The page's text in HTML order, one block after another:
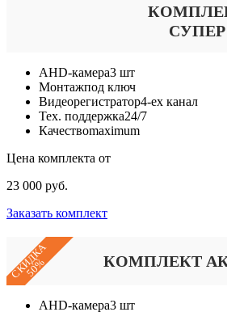
СУПЕР
AHD-камера3 шт
Монтажпод ключ
Видеорегистратор4-ех канал
Тех. поддержка24/7
Качествоmaximum
Цена комплекта от
23 000 руб.
Заказать комплект
СКИДКА
50% КОМПЛЕКТ
AHD-камера3 шт